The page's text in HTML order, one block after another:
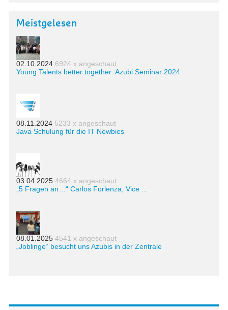
Meistgelesen
02.10.2024 6924 x angeschaut
Young Talents better together: Azubi Seminar 2024
08.11.2024 5233 x angeschaut
Java Schulung für die IT Newbies
03.04.2025 4664 x angeschaut
„5 Fragen an…“ Carlos Forlenza, Vice ...
08.01.2025 4541 x angeschaut
„Joblinge“ besucht uns Azubis in der Zentrale